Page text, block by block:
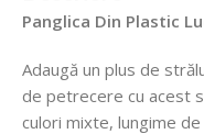
Panglica Din Plastic
Adaugă un plus de
de petrecere cu acest
culori mixte, lungime